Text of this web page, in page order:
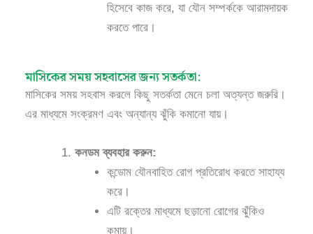
হিসেবে কাজ করে, যা যৌন সম্পর্ককে আরামদায়ক
করতে পারে।
মাসিকের সময় সহবাসের জন্য সতর্কতা:
মাসিকের সময় সহবাস করলে কিছু সতর্কতা মেনে চলা অত্যন্ত জরুরি।
এর মাধ্যমে সংক্রমণ এবং অন্যান্য ঝুঁকি কমানো যায়।
কনডম ব্যবহার করুন:
কন্ডোম যৌনবাহিত রোগ প্রতিরোধ করতে সাহায্য
করে।
এটি রক্তের মাধ্যমে ছড়ানো রোগের ঝুঁকিও
কমায়।